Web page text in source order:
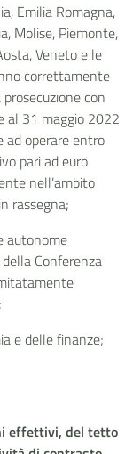
Emilia Romagna,
Molise, Piemonte,
Veneto e le
correttamente
con
al 31 maggio 2022
ad operare entro
pari ad euro
nell’ambito
rassegna;
autonome
Conferenza
e delle finanze;
effettivi, del tetto